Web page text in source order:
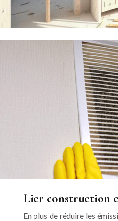
Lier construction
En plus de réduire les